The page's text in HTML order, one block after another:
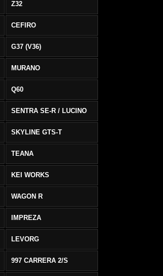
Z32
CEFIRO
G37 (V36)
MURANO
Q60
SENTRA SE-R / LUCINO
SKYLINE GTS-T
TEANA
KEI WORKS
WAGON R
IMPREZA
LEVORG
997 CARRERA 2/S